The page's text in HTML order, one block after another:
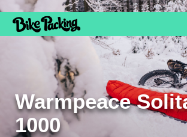
Warmpeace
1000